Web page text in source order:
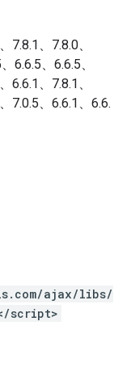
7.8.1、7.8.0、
6.6.5、6.6.5、
6.6.1、7.8.1、
7.0.5、6.6.1、6.6.
ajax/libs/
script>